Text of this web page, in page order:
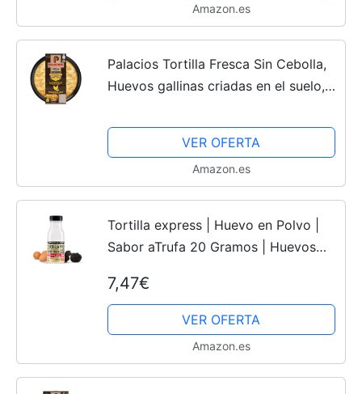
Amazon.es
Palacios Tortilla Fresca Sin Cebolla,
Huevos gallinas criadas en el suelo,
VER OFERTA
Amazon.es
Tortilla express | Huevo en Polvo |
Sabor aTrufa 20 Gramos | Huevos
Deshidratado | Productos Sin
Lactosa
7,47€
VER OFERTA
Amazon.es